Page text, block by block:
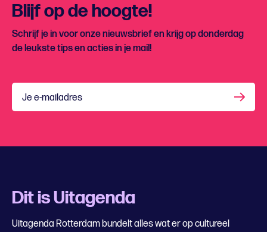
Blijf op de hoogte!
Schrijf je in voor onze nieuwsbrief en krijg op donderdag
de leukste tips en acties in je mail!
Je e-mailadres
Dit is Uitagenda
Uitagenda Rotterdam bundelt alles wat er op cultureel